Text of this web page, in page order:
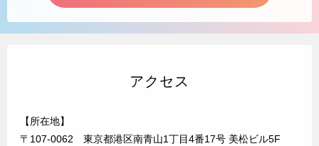
アクセス
【所在地】
〒107-0062 東京都港区南青山1丁目4番17号 美松ビル5F